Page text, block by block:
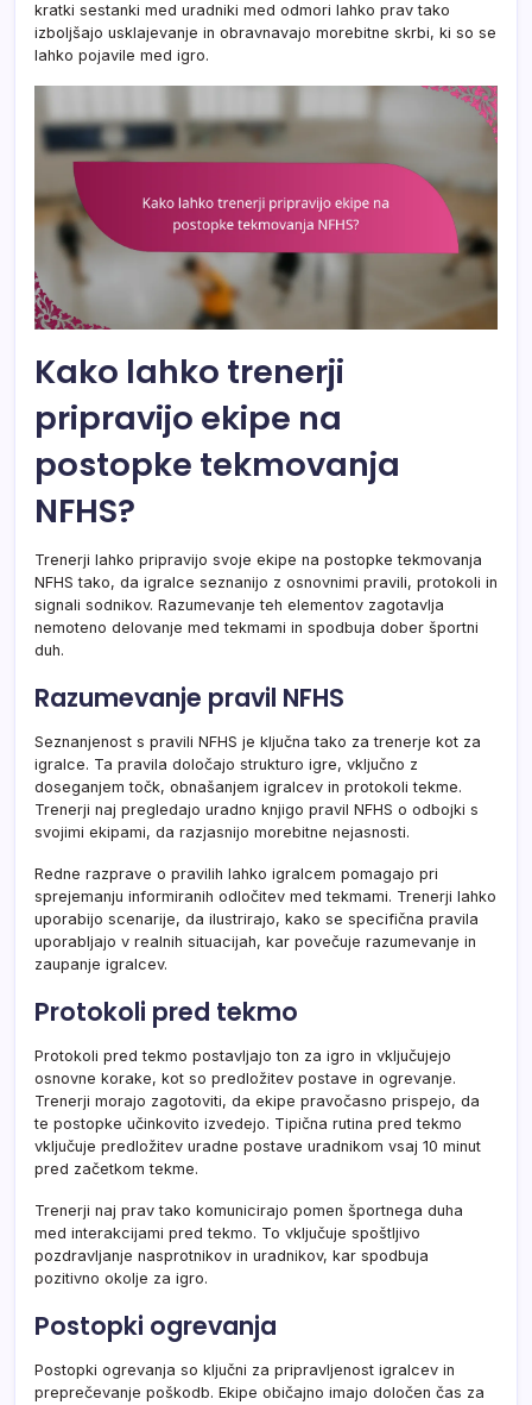
kratki sestanki med uradniki med odmori lahko prav tako
izboljšajo usklajevanje in obravnavajo morebitne skrbi, ki so se
lahko pojavile med igro.
Kako lahko trenerji
pripravijo ekipe na
postopke tekmovanja
NFHS?
Trenerji lahko pripravijo svoje ekipe na postopke tekmovanja
NFHS tako, da igralce seznanijo z osnovnimi pravili, protokoli in
signali sodnikov. Razumevanje teh elementov zagotavlja
nemoteno delovanje med tekmami in spodbuja dober športni
duh.
Razumevanje pravil NFHS
Seznanjenost s pravili NFHS je ključna tako za trenerje kot za
igralce. Ta pravila določajo strukturo igre, vključno z
doseganjem točk, obnašanjem igralcev in protokoli tekme.
Trenerji naj pregledajo uradno knjigo pravil NFHS o odbojki s
svojimi ekipami, da razjasnijo morebitne nejasnosti.
Redne razprave o pravilih lahko igralcem pomagajo pri
sprejemanju informiranih odločitev med tekmami. Trenerji lahko
uporabijo scenarije, da ilustrirajo, kako se specifična pravila
uporabljajo v realnih situacijah, kar povečuje razumevanje in
zaupanje igralcev.
Protokoli pred tekmo
Protokoli pred tekmo postavljajo ton za igro in vključujejo
osnovne korake, kot so predložitev postave in ogrevanje.
Trenerji morajo zagotoviti, da ekipe pravočasno prispejo, da
te postopke učinkovito izvedejo. Tipična rutina pred tekmo
vključuje predložitev uradne postave uradnikom vsaj 10 minut
pred začetkom tekme.
Trenerji naj prav tako komunicirajo pomen športnega duha
med interakcijami pred tekmo. To vključuje spoštljivo
pozdravljanje nasprotnikov in uradnikov, kar spodbuja
pozitivno okolje za igro.
Postopki ogrevanja
Postopki ogrevanja so ključni za pripravljenost igralcev in
preprečevanje poškodb. Ekipe običajno imajo določen čas za